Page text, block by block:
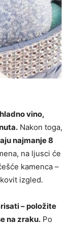
vino,
Nakon toga,
najmanje 8
na ljusci će
kamenca –
izgled.
– položite
na zraku. Po